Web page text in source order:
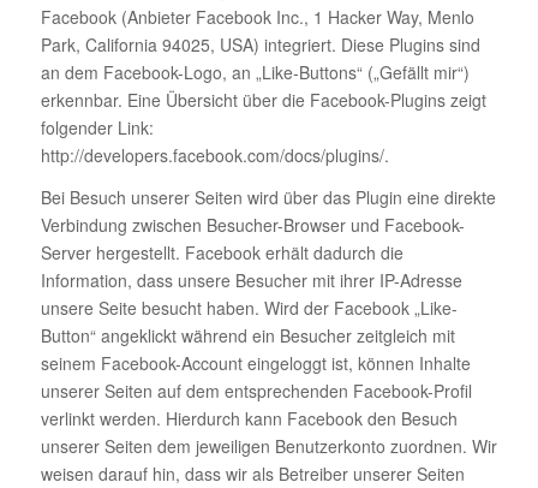
Facebook (Anbieter Facebook Inc., 1 Hacker Way, Menlo
Park, California 94025, USA) integriert. Diese Plugins sind
an dem Facebook-Logo, an „Like-Buttons“ („Gefällt mir“)
erkennbar. Eine Übersicht über die Facebook-Plugins zeigt
folgender Link:
http://developers.facebook.com/docs/plugins/.
Bei Besuch unserer Seiten wird über das Plugin eine direkte
Verbindung zwischen Besucher-Browser und Facebook-
Server hergestellt. Facebook erhält dadurch die
Information, dass unsere Besucher mit ihrer IP-Adresse
unsere Seite besucht haben. Wird der Facebook „Like-
Button“ angeklickt während ein Besucher zeitgleich mit
seinem Facebook-Account eingeloggt ist, können Inhalte
unserer Seiten auf dem entsprechenden Facebook-Profil
verlinkt werden. Hierdurch kann Facebook den Besuch
unserer Seiten dem jeweiligen Benutzerkonto zuordnen. Wir
weisen darauf hin, dass wir als Betreiber unserer Seiten